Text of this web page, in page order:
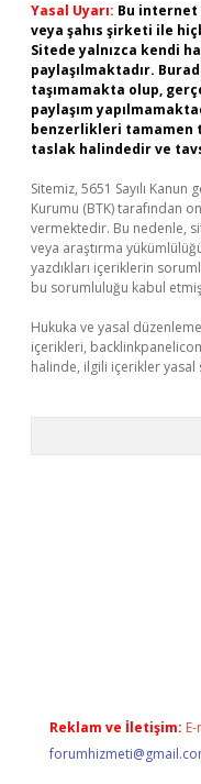
Yasal Uyarı: Bu
veya şahıs şirketi ile
Sitede yalnızca kendi
paylaşılmaktadır.
taşımamakta olup,
paylaşım
benzerlikleri tamamen
taslak halindedir ve
Sitemiz, 5651 Sayılı
Kurumu (BTK) tarafından
vermektedir. Bu nedenle,
veya araştırma
yazdıkları içeriklerin
bu sorumluluğu kabul etmiş
Hukuka ve yasal
içerikleri,
halinde, ilgili içerikler yasal
Reklam ve İletişim: